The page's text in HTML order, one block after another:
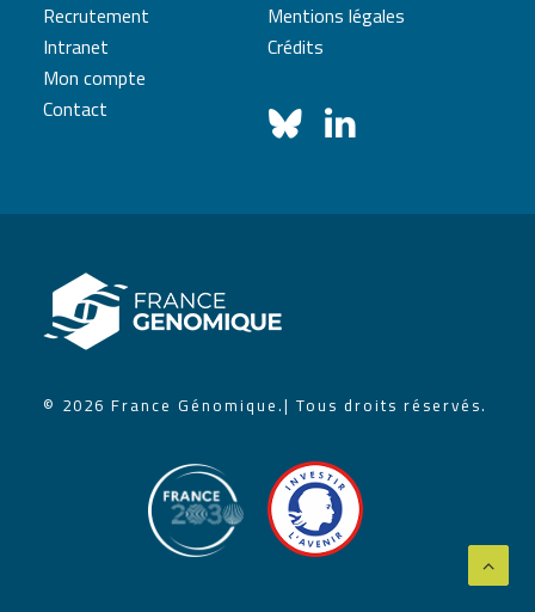
Recrutement
Intranet
Mon compte
Contact
Mentions légales
Crédits
© 2026 France Génomique.| Tous droits réservés.